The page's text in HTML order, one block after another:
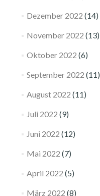
Dezember 2022 (14)
November 2022 (13)
Oktober 2022 (6)
September 2022 (11)
August 2022 (11)
Juli 2022 (9)
Juni 2022 (12)
Mai 2022 (7)
April 2022 (5)
März 2022 (8)